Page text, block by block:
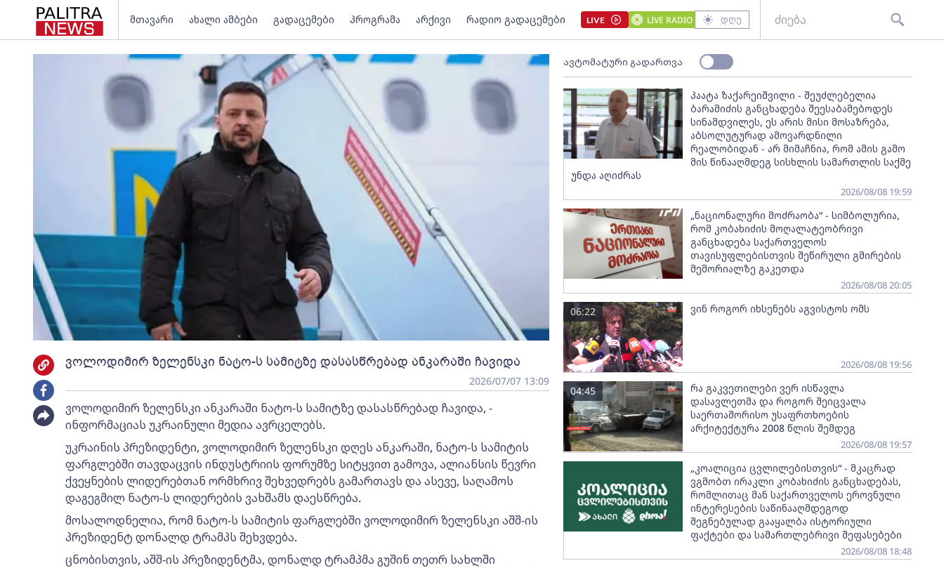
მთავარი ახალი ამბები გადაცემები პროგრამა არქივი რადიო გადაცემები LIVE LIVE RADIO დღე
ვოლოდიმირ ზელენსკი ნატო-ს სამიტზე დასასწრებად ანკარაში ჩავიდა
2026/07/07 13:09
ვოლოდიმირ ზელენსკი ანკარაში ნატო-ს სამიტზე დასასწრებად ჩავიდა, -
ინფორმაციას უკრაინული მედია ავრცელებს.
უკრაინის პრეზიდენტი, ვოლოდიმირ ზელენსკი დღეს ანკარაში, ნატო-ს სამიტის
ფარგლებში თავდაცვის ინდუსტრიის ფორუმზე სიტყვით გამოვა, ალიანსის წევრი
ქვეყნების ლიდერებთან ორმხრივ შეხვედრებს გამართავს და ასევე, საღამოს
დაგეგმილ ნატო-ს ლიდერების ვახშამს დაესწრება.
მოსალოდნელია, რომ ნატო-ს სამიტის ფარგლებში ვოლოდიმირ ზელენსკი აშშ-ის
პრეზიდენტ დონალდ ტრამპს შეხვდება.
ცნობისთვის, აშშ-ის პრეზიდენტმა, დონალდ ტრამპმა გუშინ თეთრ სახლში
ავტომატური გადართვა
პაატა ზაქარეიშვილი - შეუძლებელია
ბარამიძის განცხადება შეესაბამებოდეს
სინამდვილეს, ეს არის მისი მოსაზრება,
აბსოლუტურად ამოვარდნილი
რეალობიდან - არ მიმაჩნია, რომ ამის გამო
მის წინააღმდეგ სისხლის სამართლის საქმე
უნდა აღიძრას
2026/08/08 19:59
„ნაციონალური მოძრაობა“ - სიმბოლურია,
რომ კობახიძის მოღალატეობრივი
განცხადება საქართველოს
თავისუფლებისთვის შეწირული გმირების
მემორიალზე გაკეთდა
2026/08/08 20:05
ვინ როგორ იხსენებს აგვისტოს ომს
06:22
2026/08/08 19:56
რა გაკვეთილები ვერ ისწავლა
დასავლეთმა და როგორ შეიცვალა
საერთაშორისო უსაფრთხოების
არქიტექტურა 2008 წლის შემდეგ
04:45
2026/08/08 19:57
„კოალიცია ცვლილებისთვის“ - მკაცრად
ვგმობთ ირაკლი კობახიძის განცხადებას,
რომლითაც მან საქართველოს ეროვნული
ინტერესების საწინააღმდეგოდ
შეგნებულად გააყალბა ისტორიული
ფაქტები და სამართლებრივი შეფასებები
2026/08/08 18:48